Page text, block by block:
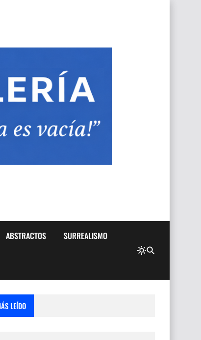
ABSTRACTOS SURREALISMO
LEÍDO